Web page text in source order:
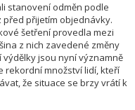
stanovení odměn podle
přijetím objednávky.
šetření provedla mezi
z nich zavedené změny
výdělky jsou nyní významně
rekordní množství lidí, kteří
že situace se brzy vrátí k